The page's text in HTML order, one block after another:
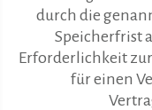
durch die
Speicherfrist
Erforderlichkeit
für einen